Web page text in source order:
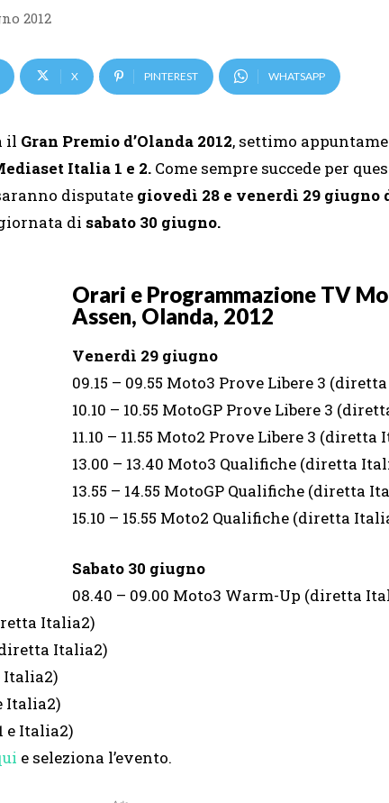
2012
X PINTEREST WHATSAPP
il Gran Premio d’Olanda 2012, settimo
Italia 1 e 2. Come sempre succede per
disputate giovedì 28 e venerdì 29 giugno
di sabato 30 giugno.
Orari e Programmazione TV
Assen, Olanda, 2012
Venerdì 29 giugno
09.15 – 09.55 Moto3 Prove Libere 3
10.10 – 10.55 MotoGP Prove Libere 3
11.10 – 11.55 Moto2 Prove Libere 3 (diretta
13.00 – 13.40 Moto3 Qualifiche (diretta
13.55 – 14.55 MotoGP Qualifiche (diretta
15.10 – 15.55 Moto2 Qualifiche (diretta
Sabato 30 giugno
08.40 – 09.00 Moto3 Warm-Up (diretta
Italia2)
Italia2)
Italia2)
Italia2)
e Italia2)
e seleziona l’evento.